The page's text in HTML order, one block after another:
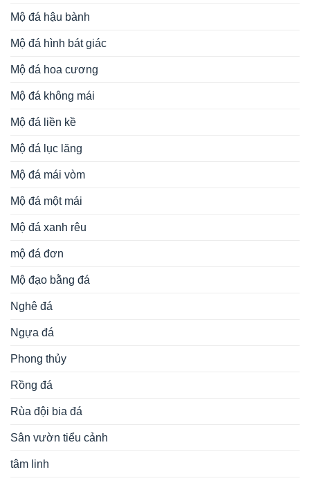
Mộ đá hậu bành
Mộ đá hình bát giác
Mộ đá hoa cương
Mộ đá không mái
Mộ đá liền kề
Mộ đá lục lăng
Mộ đá mái vòm
Mộ đá một mái
Mộ đá xanh rêu
mộ đá đơn
Mộ đạo bằng đá
Nghê đá
Ngựa đá
Phong thủy
Rồng đá
Rùa đội bia đá
Sân vườn tiểu cảnh
tâm linh